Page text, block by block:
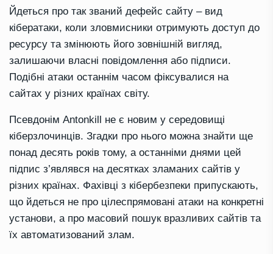
Йдеться про так званий дефейс сайту – вид
кібератаки, коли зловмисники отримують доступ до
ресурсу та змінюють його зовнішній вигляд,
залишаючи власні повідомлення або підписи.
Подібні атаки останнім часом фіксувалися на
сайтах у різних країнах світу.
Псевдонім Antonkill не є новим у середовищі
кіберзлочинців. Згадки про нього можна знайти ще
понад десять років тому, а останніми днями цей
підпис з’являвся на десятках зламаних сайтів у
різних країнах. Фахівці з кібербезпеки припускають,
що йдеться не про цілеспрямовані атаки на конкретні
установи, а про масовий пошук вразливих сайтів та
їх автоматизований злам.